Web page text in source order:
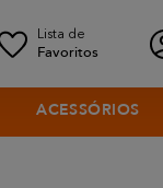
ACESSÓRIOS